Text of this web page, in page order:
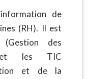
de
(RH). Il est
des
et les TIC
et de la